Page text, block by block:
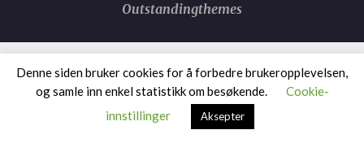
Outstandingthemes
Denne siden bruker cookies for å forbedre brukeropplevelsen,
og samle inn enkel statistikk om besøkende.
Cookie-
innstillinger
Aksepter